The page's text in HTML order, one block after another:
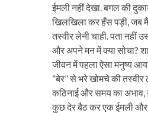
ईमली नहीं देखा. बगल की
खिलखिला कर हँस पड़ी, जब
तस्वीर लेनी चाही. पता नहीं
और अपने मन में क्या सोचा?
जीवन में पहला ऐसा मनुष्य
“बेर” से भरे खोमचे की तस्वीर
कठिनाई और समय का अभाव, ये
कुछ देर बैठ कर एक ईमली